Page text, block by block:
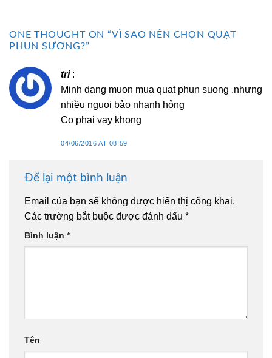
ONE THOUGHT ON “VÌ SAO NÊN CHỌN QUẠT
PHUN SƯƠNG?”
tri :
Minh dang muon mua quat phun suong .nhưng
nhiều nguoi bảo nhanh hỏng
Co phai vay khong
04/06/2016 AT 08:59
Để lại một bình luận
Email của bạn sẽ không được hiển thị công khai.
Các trường bắt buộc được đánh dấu *
Bình luận *
Tên